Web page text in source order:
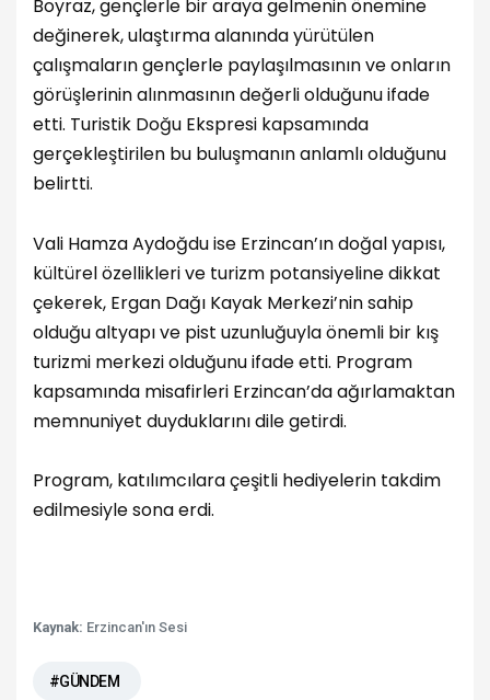
Boyraz, gençlerle bir araya gelmenin önemine
değinerek, ulaştırma alanında yürütülen
çalışmaların gençlerle paylaşılmasının ve onların
görüşlerinin alınmasının değerli olduğunu ifade
etti. Turistik Doğu Ekspresi kapsamında
gerçekleştirilen bu buluşmanın anlamlı olduğunu
belirtti.
Vali Hamza Aydoğdu ise Erzincan’ın doğal yapısı,
kültürel özellikleri ve turizm potansiyeline dikkat
çekerek, Ergan Dağı Kayak Merkezi’nin sahip
olduğu altyapı ve pist uzunluğuyla önemli bir kış
turizmi merkezi olduğunu ifade etti. Program
kapsamında misafirleri Erzincan’da ağırlamaktan
memnuniyet duyduklarını dile getirdi.
Program, katılımcılara çeşitli hediyelerin takdim
edilmesiyle sona erdi.
Kaynak: Erzincan'ın Sesi
#GÜNDEM